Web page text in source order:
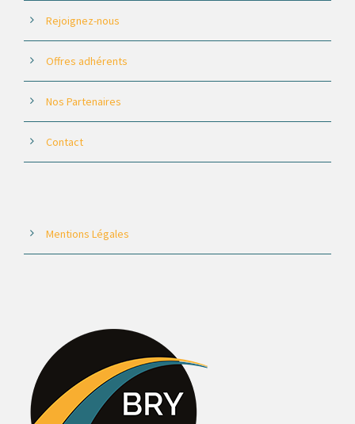
Rejoignez-nous
Offres adhérents
Nos Partenaires
Contact
Mentions Légales